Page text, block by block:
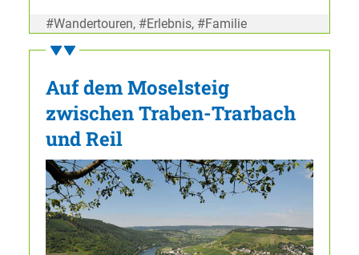
#Wandertouren, #Erlebnis, #Familie
Auf dem Moselsteig
zwischen Traben-Trarbach
und Reil